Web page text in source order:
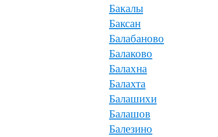
Бакалы
Баксан
Балабаново
Балаково
Балахна
Балахта
Балашихи
Балашов
Балезино